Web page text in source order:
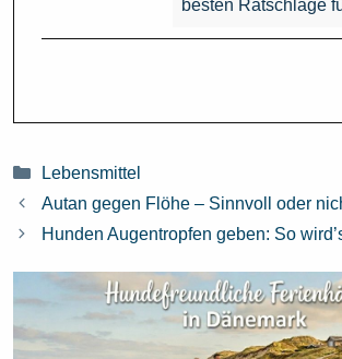
besten Ratschläge
Kategorien
Lebensmittel
Autan gegen Flöhe – Sinnvoll oder
Hunden Augentropfen geben: So